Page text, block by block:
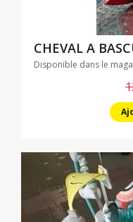
CHEVAL A
Disponible dans le